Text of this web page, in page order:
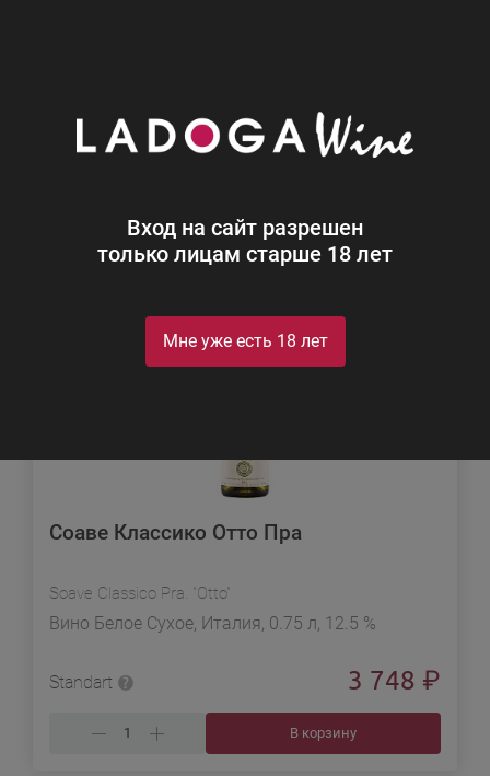
Вход на сайт разрешен
только лицам старше 18 лет
Мне уже есть 18 лет
Мы рекомендуем
Соаве Классико Отто Пра
Soave Classico Pra. "Otto"
Вино Белое Сухое, Италия, 0.75 л, 12.5 %
Standart 3 748 ₽
В корзину